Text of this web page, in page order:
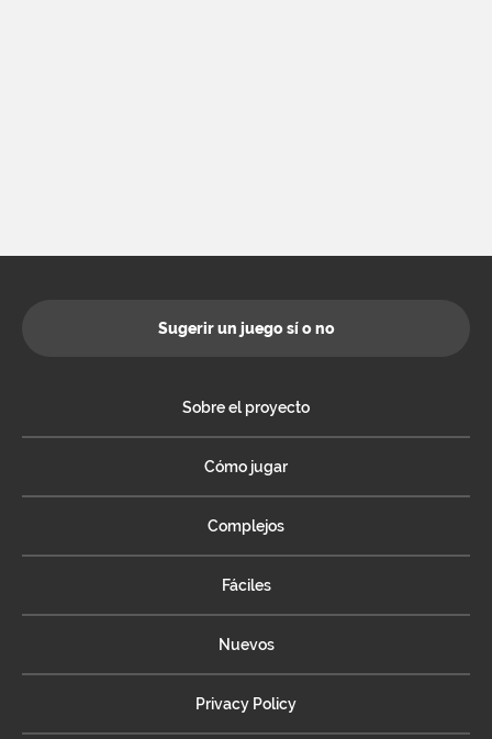
Sugerir un juego sí o no
Sobre el proyecto
Cómo jugar
Complejos
Fáciles
Nuevos
Privacy Policy